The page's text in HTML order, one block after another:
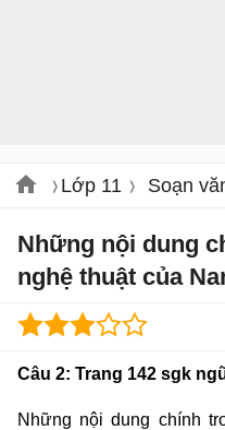
Lớp 11 Soạn
Những nội dung
nghệ thuật của
Câu 2: Trang 142 sgk
Những nội dung chính